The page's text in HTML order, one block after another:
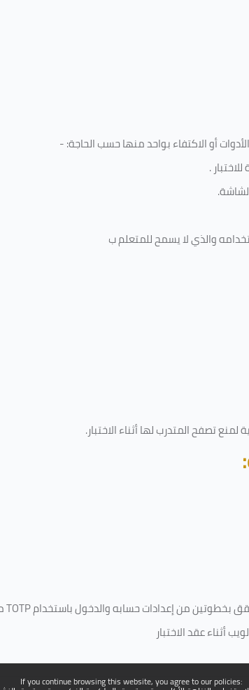
If you continue browsing this website, you agree to our policies:
أو الاكتفاء بواحد منها حسب الحاجة: -
.
والذي لا يسمح للمتعلم ب
تصفح المتدرب لها أثناء الاختبار.
:
بخطوتين من إعدادات حسابه والدخول باستخدامTOTP
أثناء عقد الاختبار